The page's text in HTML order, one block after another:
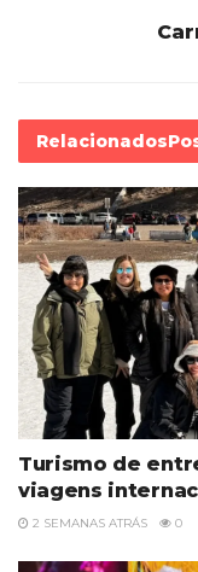
Relacionados
Turismo de
viagens
2 SEMANAS ATRÁS 0